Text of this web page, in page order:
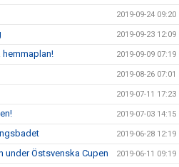
2019-09-24 09:20
2019-09-23 12:09
2019-09-09 07:19
2019-08-26 07:01
2019-07-11 17:23
2019-07-03 14:15
2019-06-28 12:19
under Östsvenska Cupen 2019-06-11 09:19